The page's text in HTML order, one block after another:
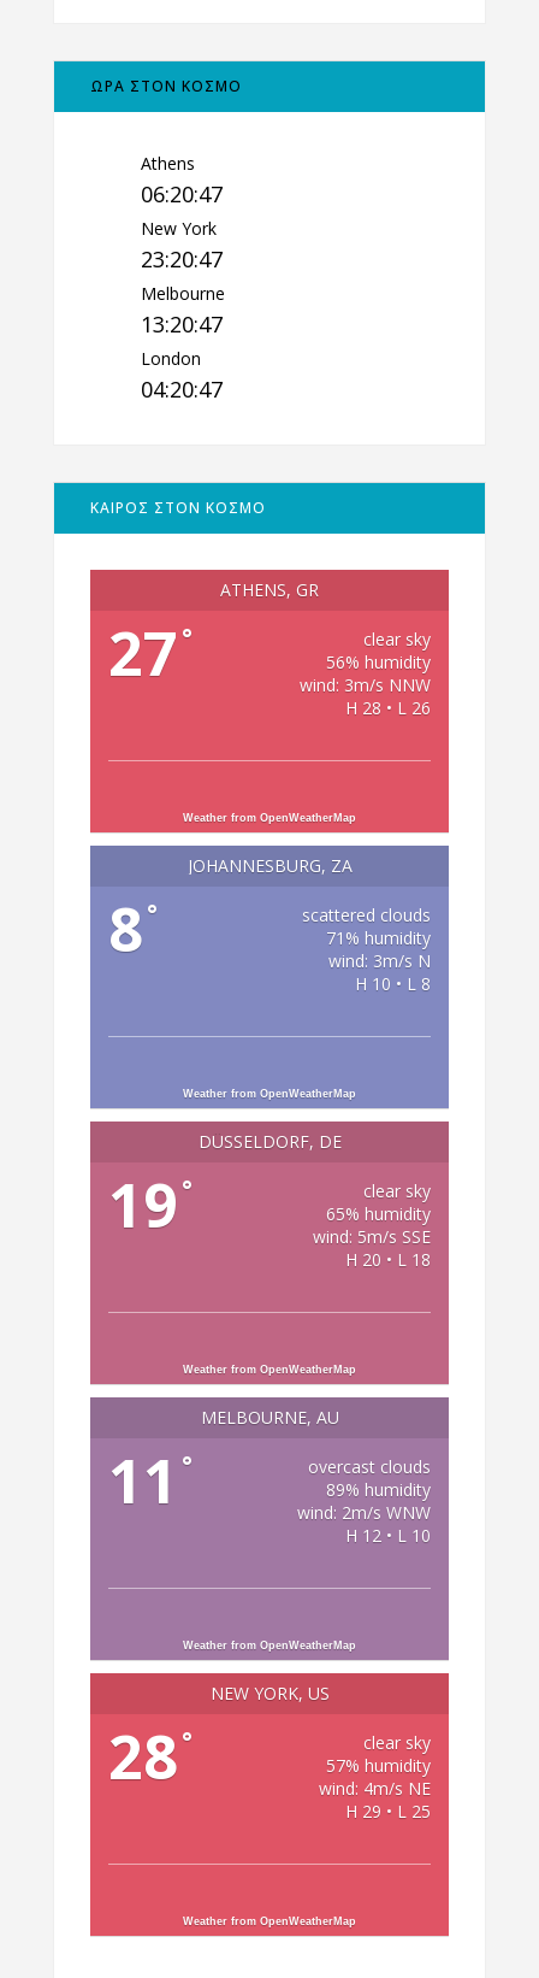
ΩΡΑ ΣΤΟΝ ΚΟΣΜΟ
Athens
06:20:48
New York
23:20:48
Melbourne
13:20:48
London
04:20:48
ΚΑΙΡΟΣ ΣΤΟΝ ΚΟΣΜΟ
ATHENS, GR
27 °
clear sky
56% humidity
wind: 3m/s NNW
H 28 • L 26
Weather from OpenWeatherMap
JOHANNESBURG, ZA
8°
scattered clouds
71% humidity
wind: 3m/s N
H 10 • L 8
Weather from OpenWeatherMap
DÜSSELDORF, DE
19 °
clear sky
65% humidity
wind: 5m/s SSE
H 20 • L 18
Weather from OpenWeatherMap
MELBOURNE, AU
11 °
overcast clouds
89% humidity
wind: 2m/s WNW
H 12 • L 10
Weather from OpenWeatherMap
NEW YORK, US
28°
clear sky
57% humidity
wind: 4m/s NE
H 29 • L 25
Weather from OpenWeatherMap